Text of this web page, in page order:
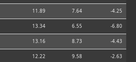
11.89 7.64 -4.25
13.34 6.55 -6.80
13.16 8.73 -4.43
12.22 9.58 -2.63